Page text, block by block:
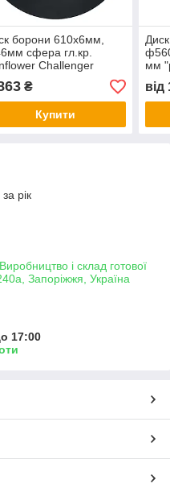
борони 610х6мм,
сфера гл.кр.
Challenger
Krause (005Z)
Deer PS222561
₴
Купити
мм
від
рік
і склад готової
Запоріжжя, Україна
17:00